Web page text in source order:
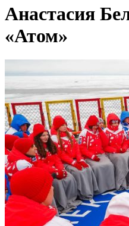
Анастасия
«Атом»